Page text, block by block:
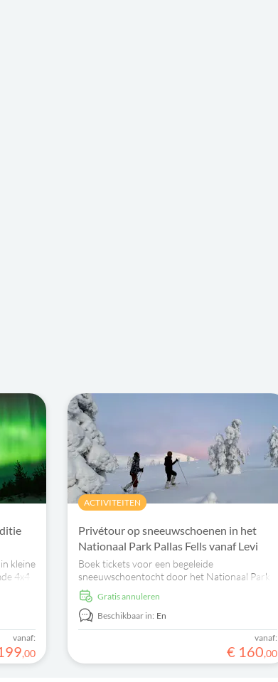
kleine
4x4
je
vanaf:
,00
ACTIVITEITEN
Privétour op sneeuwschoenen in het
Nationaal Park Pallas Fells vanaf Levi
Boek tickets voor een begeleide
sneeuwschoentocht door het Nationaal Park
Pallas-Ylläs, inclusief een barbecuepauze.
Geniet van adembenemende
winterlandschappen.
Gratis annuleren
Beschikbaar in: En
vanaf:
€ 160,00